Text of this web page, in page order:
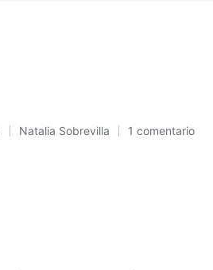
Publicado
Natalia Sobrevilla 1 comentario